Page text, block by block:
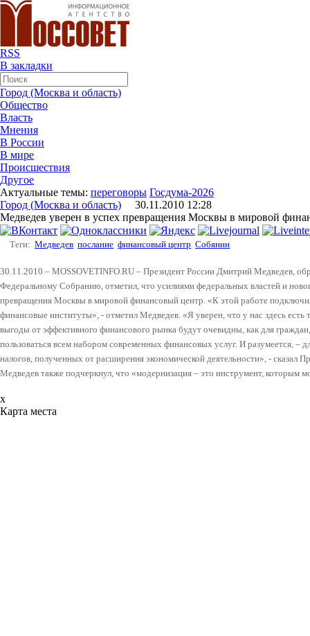
RSS
В закладки
Город (Москва и область)
Общество
Власть
Мнения
В России
В мире
Происшествия
Другое
Актуальные темы: переговоры Госдума-2026
Город (Москва и область) 30.11.2010 12:28
Медведев уверен в успех превращения Москвы в мировой
Теги: Медведев послание финансовый центр Собянин
30.11.2010 – MOSSOVETINFO.RU – Президент России Дмитрий Медведев,
Федеральному Собранию, отметил, что усилиями федеральных властей и
превращения Москвы в мировой финансовый центр. «К этой работе
финансовые институты», - отметил Медведев. «Я уверен, что у нас здесь
выгоды от эффективного финансового рынка будут очевидны, как для
пользоваться всем набором современных финансовых услуг. И разумеется, –
налогов, полученных от расширения экономической деятельности», - сказал
Медведев также подчеркнул, что «модернизация – это инструмент, которым
x
Карта места